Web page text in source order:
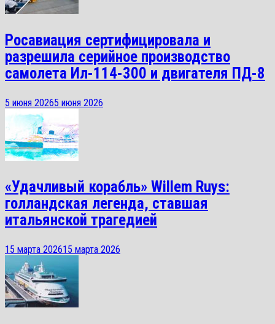
Росавиация сертифицировала и
разрешила серийное производство
самолета Ил-114-300 и двигателя ПД-8
5 июня 20265 июня 2026
«Удачливый корабль» Willem Ruys:
голландская легенда, ставшая
итальянской трагедией
15 марта 202615 марта 2026